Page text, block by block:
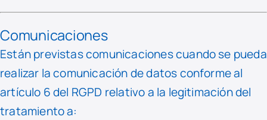
Comunicaciones
Están previstas comunicaciones cuando se pueda
realizar la comunicación de datos conforme al
artículo 6 del RGPD relativo a la legitimación del
tratamiento a: